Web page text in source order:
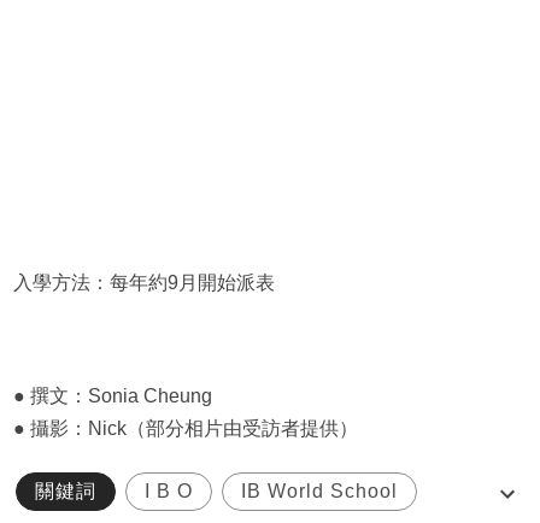
入學方法：每年約9月開始派表
● 撰文：Sonia Cheung
● 攝影：Nick（部分相片由受訪者提供）
關鍵詞 I B O IB World School